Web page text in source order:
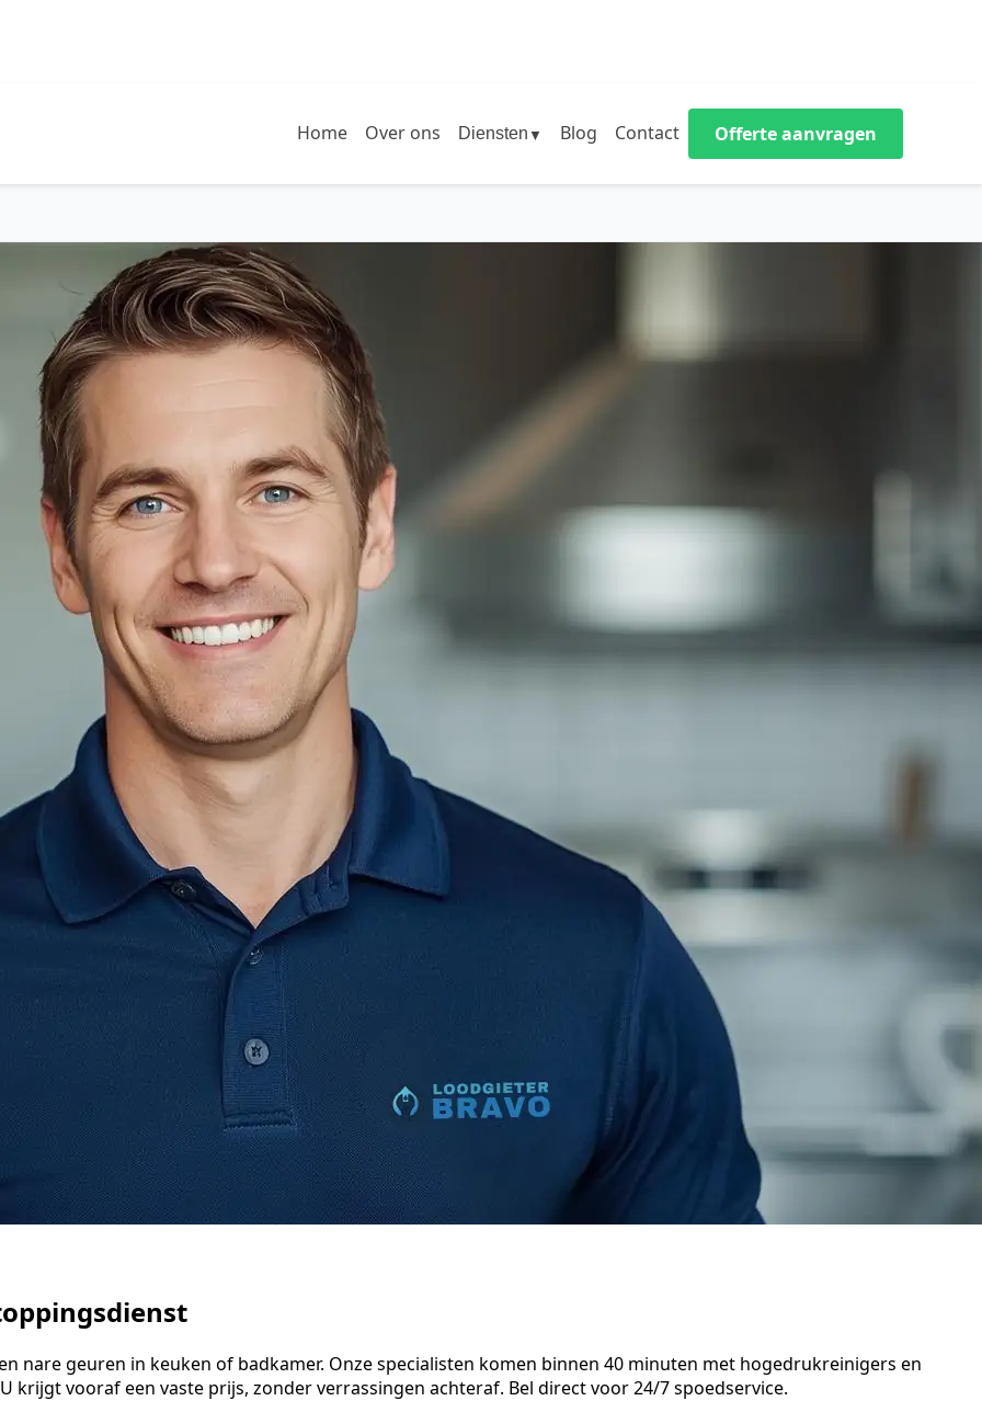
Home Over ons Diensten ▼ Blog Contact Offerte aanvragen
nare geuren in keuken of badkamer. Onze specialisten komen binnen 40 minuten met hogedrukreinigers en
krijgt vooraf een vaste prijs, zonder verrassingen achteraf. Bel direct voor 24/7 spoedservice.